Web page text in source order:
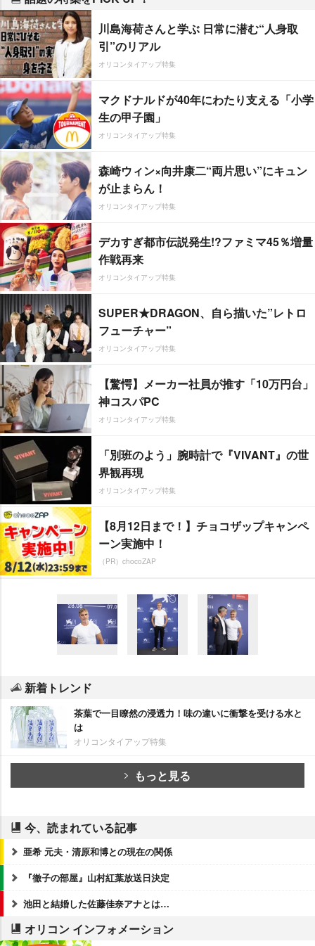
川島海荷さんと学ぶ 日常に潜む“人身取
引”のリアル
オリコンタイアップ特集
マクドナルドが40年にわたり支える「小学
生の甲子園」
オリコンタイアップ特集
森崎ウィン×向井康二“両片思い”にキュン
が止まらん！
オリコンタイアップ特集
デカすぎ都市伝説発生!?ファミマ45％増量
作戦再来
オリコンタイアップ特集
SUPER★DRAGON、自ら描いた”レトロ
フューチャー”
オリコンタイアップ特集
【驚愕】メーカー社員が推す「10万円台」
神コスパPC
オリコンタイアップ特集
「別班のよう」腕時計で『VIVANT』の世
界観再現
オリコンタイアップ特集
【8月12日まで！】チョコザップキャンペ
ーン実施中！
（PR）chocoZAP
新着トレンド
茶葉で一目瞭然の浸透力！味の違いに衝撃を受ける水と
は
オリコンタイアップ特集
もっと見る
今、読まれている記事
亜希 元夫・清原和博との現在の関係
『徹子の部屋』山村紅葉放送日決定
池田と結婚した佐藤佳奈アナとは…
オリコン インフォメーション